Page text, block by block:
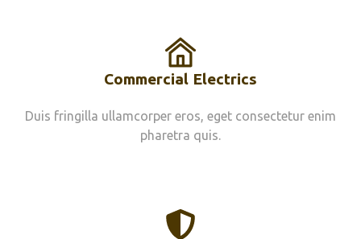
Commercial Electrics
Duis fringilla ullamcorper eros, eget consectetur enim
pharetra quis.